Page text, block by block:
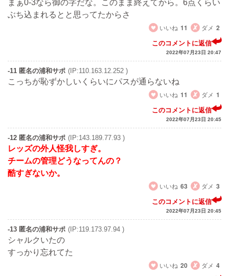
まぁ0-3なら御の字だな。このまま終えてから。6点くらい
ぶち込まれるとと思ってたからさ
いいね 11 ダメ 2
このコメントに返信
2022年07月23日 20:47
-11 匿名の浦和サポ (IP:110.163.12.252 )
こっちが恥ずかしいくらいにパスが通らないね
いいね 11 ダメ 1
このコメントに返信
2022年07月23日 20:45
-12 匿名の浦和サポ (IP:143.189.77.93 )
レッズの外人怪我しすぎ。
チームの管理どうなってんの？
酷すぎないか。
いいね 63 ダメ 3
このコメントに返信
2022年07月23日 20:45
-13 匿名の浦和サポ (IP:119.173.97.94 )
シャルクいたの
すっかり忘れてた
いいね 20 ダメ 4